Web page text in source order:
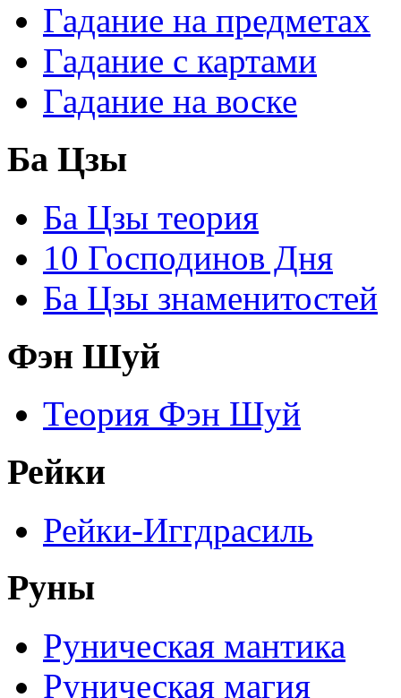
Гадание на предметах
Гадание с картами
Гадание на воске
Ба Цзы
Ба Цзы теория
10 Господинов Дня
Ба Цзы знаменитостей
Фэн Шуй
Теория Фэн Шуй
Рейки
Рейки-Иггдрасиль
Руны
Руническая мантика
Руническая магия